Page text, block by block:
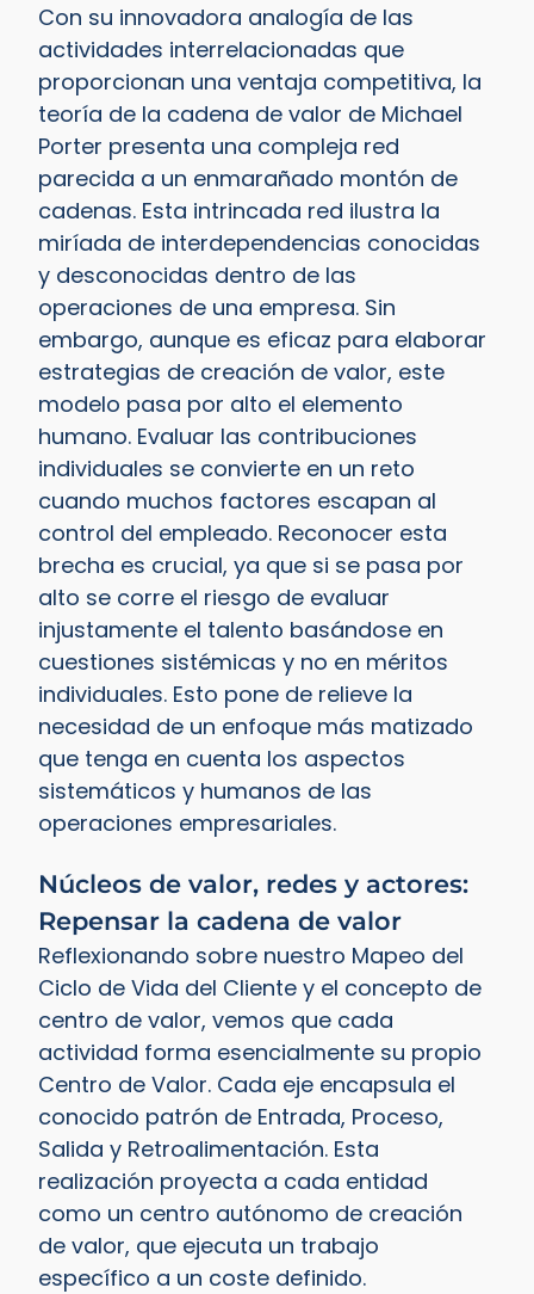
Con su innovadora analogía de las
actividades interrelacionadas que
proporcionan una ventaja competitiva, la
teoría de la cadena de valor de Michael
Porter presenta una compleja red
parecida a un enmarañado montón de
cadenas. Esta intrincada red ilustra la
miríada de interdependencias conocidas
y desconocidas dentro de las
operaciones de una empresa. Sin
embargo, aunque es eficaz para elaborar
estrategias de creación de valor, este
modelo pasa por alto el elemento
humano. Evaluar las contribuciones
individuales se convierte en un reto
cuando muchos factores escapan al
control del empleado. Reconocer esta
brecha es crucial, ya que si se pasa por
alto se corre el riesgo de evaluar
injustamente el talento basándose en
cuestiones sistémicas y no en méritos
individuales. Esto pone de relieve la
necesidad de un enfoque más matizado
que tenga en cuenta los aspectos
sistemáticos y humanos de las
operaciones empresariales.
Núcleos de valor, redes y actores:
Repensar la cadena de valor
Reflexionando sobre nuestro Mapeo del
Ciclo de Vida del Cliente y el concepto de
centro de valor, vemos que cada
actividad forma esencialmente su propio
Centro de Valor. Cada eje encapsula el
conocido patrón de Entrada, Proceso,
Salida y Retroalimentación. Esta
realización proyecta a cada entidad
como un centro autónomo de creación
de valor, que ejecuta un trabajo
específico a un coste definido.